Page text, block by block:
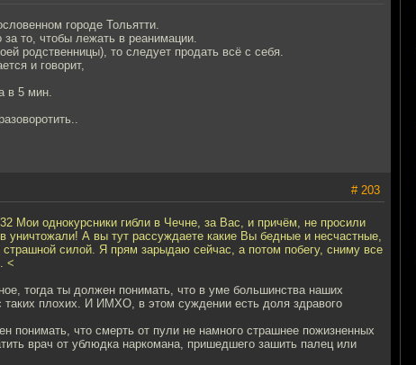
городе Тольятти.
то, чтобы лежать в реанимации.
родственницы), то следует продать всё с себя.
и говорит,
в 5 мин.
# 203
Мои однокурсники гибли в Чечне, за Вас, и причём, не просили
уничтожали! А вы тут рассуждаете какие Вы бедные и несчастные,
силой. Я прям зарыдаю сейчас, а потом побегу, сниму все
<
тогда ты должен понимать, что в уме большинства наших
таких плохих. И ИМХО, в этом суждении есть доля здравого
понимать, что смерть от пули не намного страшнее пожизненных
врач от ублюдка наркомана, пришедшего зашить палец или